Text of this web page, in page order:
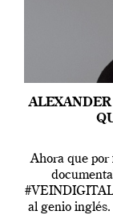
Ahora que por
al genio